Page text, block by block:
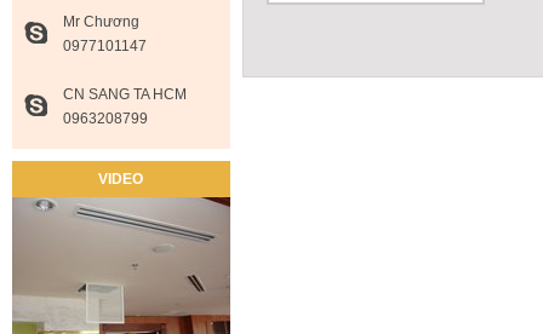
Mr Chương
0977101147
CN SANG TA HCM
0963208799
VIDEO